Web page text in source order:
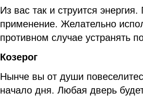
Из вас так и струится
применение. Желательно
противном случае устранять
Козерог
Нынче вы от души
начало дня. Любая дверь